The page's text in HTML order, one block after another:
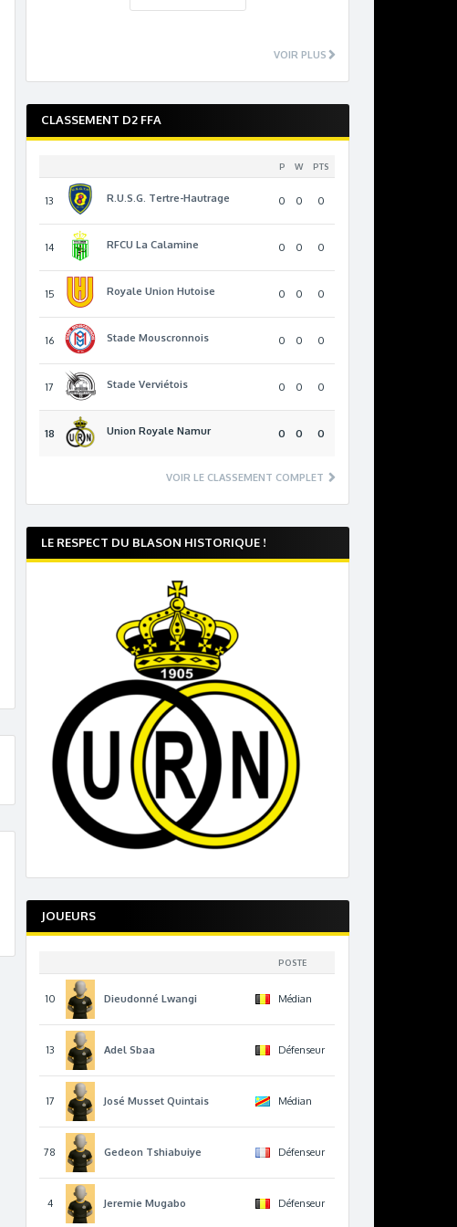
VOIR PLUS
CLASSEMENT D2 FFA
P W PTS
13 R.U.S.G. Tertre-Hautrage 0 0 0
14 RFCU La Calamine 0 0 0
15 Royale Union Hutoise 0 0 0
16 Stade Mouscronnois 0 0 0
17 Stade Verviétois 0 0 0
18 Union Royale Namur 0 0 0
VOIR LE CLASSEMENT COMPLET
LE RESPECT DU BLASON HISTORIQUE !
JOUEURS
POSTE
10 Dieudonné Lwangi Médian
13 Adel Sbaa Défenseur
17 José Musset Quintais Médian
78 Gedeon Tshiabuiye Défenseur
4 Jeremie Mugabo Défenseur